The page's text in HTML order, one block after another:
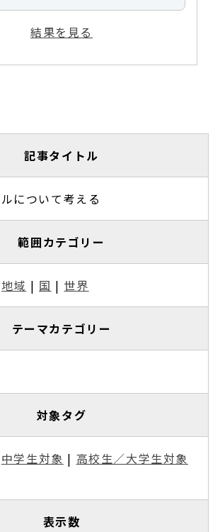
結果を見る
記事タイトル
について考える
範囲カテゴリー
地域 | 国 | 世界
テーマカテゴリー
対象タグ
中学生対象 | 高校生／大学生対象
表示数